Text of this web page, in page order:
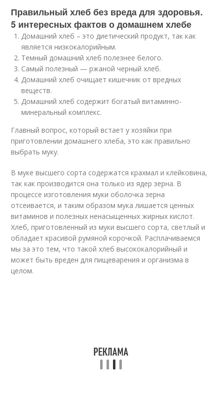
Правильный хлеб без вреда для здоровья.
5 интересных фактов о домашнем хлебе
Домашний хлеб – это диетический продукт, так как
является низкокалорийным.
Темный домашний хлеб полезнее белого.
Самый полезный — ржаной черный хлеб.
Домашний хлеб очищает кишечник от вредных
веществ.
Домашний хлеб содержит богатый витаминно-
минеральный комплекс.
Главный вопрос, который встает у хозяйки при
приготовлении домашнего хлеба, это как правильно
выбрать муку.
В муке высшего сорта содержатся крахмал и клейковина,
так как производится она только из ядер зерна. В
процессе изготовления муки оболочка зерна
отсеивается, и таким образом мука лишается ценных
витаминов и полезных ненасыщенных жирных кислот.
Хлеб, приготовленный из муки высшего сорта, светлый и
обладает красивой румяной корочкой. Расплачиваемся
мы за это тем, что такой хлеб высококалорийный и
может быть вреден для пищеварения и организма в
целом.